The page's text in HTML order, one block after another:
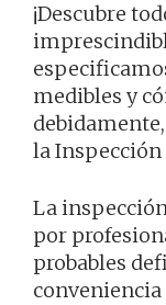
¡Descubre
medibles y
la Inspección
La
por
probables
conveniencia